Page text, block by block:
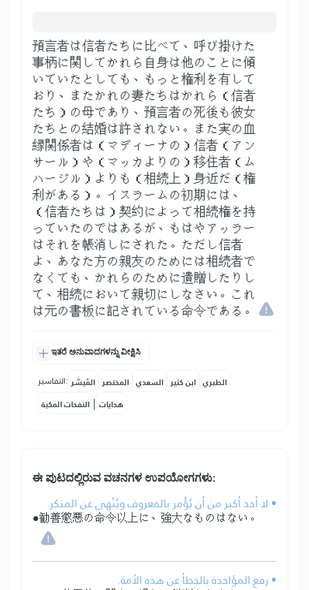
預言者は信者たちに比べて、呼び掛けた
事柄に関してかれら自身は他のことに傾
いていたとしても、もっと権利を有して
おり、またかれの妻たちはかれら（信者
たち）の母であり、預言者の死後も彼女
たちとの結婚は許されない。また実の血
縁関係者は（マディーナの）信者（アン
サール）や（マッカよりの）移住者（ム
ハージル）よりも（相続上）身近だ（権
利がある）。イスラームの初期には、
（信者たちは）契約によって相続権を持
っていたのではあるが、もはやアッラー
はそれを帳消しにされた。ただし信者
よ、あなた方の親友のためには相続者で
なくても、かれらのために遺贈したりし
て、相続において親切にしなさい。これ
は元の書板に記されている命令である。
ಇತರೆ ಅನುವಾದಗಳನ್ನು ವೀಕ್ಷಿಸಿ
التفاسير: المُيسَّر المختصر السعدي ابن كثير الطبري
النفحات المكية | هدايات
ಈ ಪುಟದಲ್ಲಿರುವ ವಚನಗಳ ಉಪಯೋಗಗಳು:
• لا أحد أكبر من أن يُؤْمر بالمعروف ويُنْهى عن المنكر.
●勧善懲悪の命令以上に、強大なものはない。
• رفع المؤاخذة بالخطأ عن هذه الأمة.